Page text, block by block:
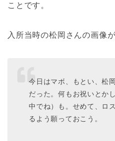
ことです。
入所当時の松岡さんの画像
今日はマボ、もとい、松
だった。何もお祝いとか
中でね）も。せめて、ロ
るよう願っておこう。